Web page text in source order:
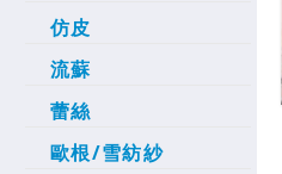
仿皮
流蘇
蕾絲
歐根/雪紡紗